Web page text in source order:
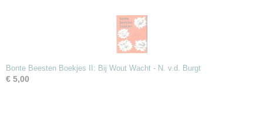
Bonte Beesten Boekjes II: Bij Wout Wacht - N. v.d. Burgt
€ 5,00